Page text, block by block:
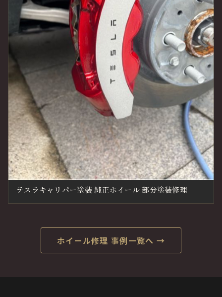
テスラキャリパー塗装 純正ホイール 部分塗装修理
ホイール修理 事例一覧へ →